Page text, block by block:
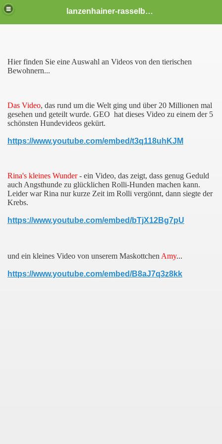
lanzenhainer-rasselbande
Hier finden Sie eine Auswahl an Videos von den tierischen
Bewohnern...
Das Video, das rund um die Welt ging und über 20 Millionen mal
gesehen und geteilt wurde. GEO hat dieses Video zu einem der 5
schönsten Hundevideos gekürt.
https://www.youtube.com/embed/t3q118uhKJM
Rina's kleines Wunder- ein Video, das zeigt, dass genug Geduld
auch Angsthunde zu glücklichen Rolli-Hunden machen kann.
Leider war Rina nur kurze Zeit im Rolli vergönnt, dann siegte der
Krebs.
https://www.youtube.com/embed/bTjX12Bg7pU
und ein kleines Video von unserem Maskottchen Amy...
https://www.youtube.com/embed/B8aJ7q3z8kk